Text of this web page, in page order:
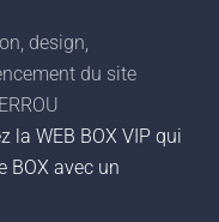
design,
du site
la WEB BOX VIP qui
BOX avec un